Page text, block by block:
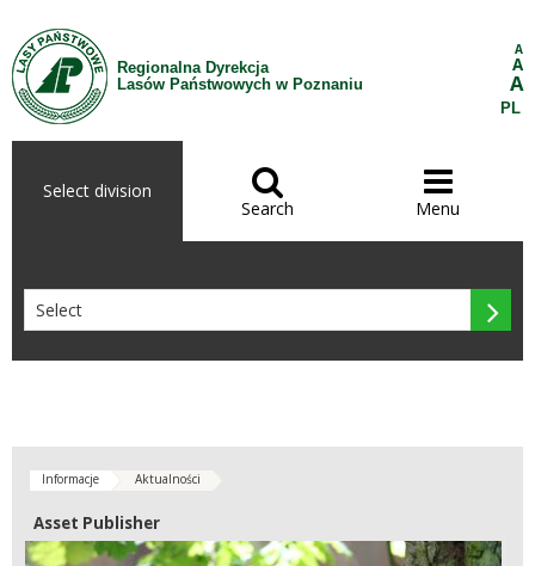
Skip to Content
Regionalna Dyrekcja
Lasów Państwowych w Poznaniu
A
A
A
PL
Select division 
Search

Menu

Informacje Aktualności
Asset Publisher
Asset Publisher